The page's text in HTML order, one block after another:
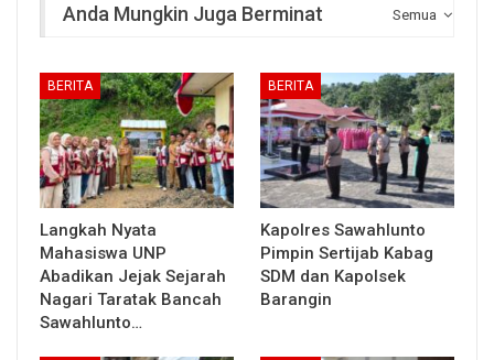
Semua
Anda Mungkin Juga Berminat
BERITA
Langkah Nyata
Mahasiswa UNP
Abadikan Jejak Sejarah
Nagari Taratak Bancah
Sawahlunto…
BERITA
Kapolres Sawahlunto
Pimpin Sertijab Kabag
SDM dan Kapolsek
Barangin